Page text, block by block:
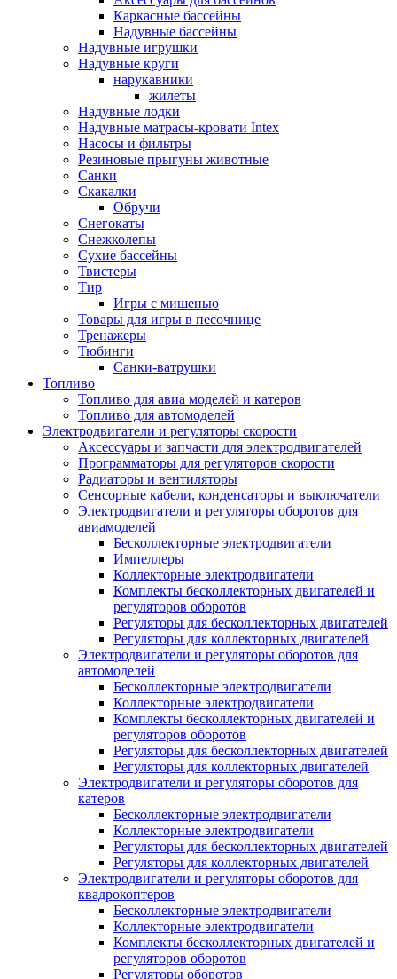
Каркасные бассейны
Надувные бассейны
Надувные игрушки
Надувные круги
нарукавники
жилеты
Надувные лодки
Надувные матрасы-кровати Intex
Насосы и фильтры
Резиновые прыгуны животные
Санки
Скакалки
Обручи
Снегокаты
Снежколепы
Сухие бассейны
Твистеры
Тир
Игры с мишенью
Товары для игры в песочнице
Тренажеры
Тюбинги
Санки-ватрушки
Топливо
Топливо для авиа моделей и катеров
Топливо для автомоделей
Электродвигатели и регуляторы скорости
Аксессуары и запчасти для электродвигателей
Программаторы для регуляторов скорости
Радиаторы и вентиляторы
Сенсорные кабели, конденсаторы и выключатели
Электродвигатели и регуляторы оборотов для
авиамоделей
Бесколлекторные электродвигатели
Импеллеры
Коллекторные электродвигатели
Комплекты бесколлекторных двигателей и
регуляторов оборотов
Регуляторы для бесколлекторных двигателей
Регуляторы для коллекторных двигателей
Электродвигатели и регуляторы оборотов для
автомоделей
Бесколлекторные электродвигатели
Коллекторные электродвигатели
Комплекты бесколлекторных двигателей и
регуляторов оборотов
Регуляторы для бесколлекторных двигателей
Регуляторы для коллекторных двигателей
Электродвигатели и регуляторы оборотов для
катеров
Бесколлекторные электродвигатели
Коллекторные электродвигатели
Регуляторы для бесколлекторных двигателей
Регуляторы для коллекторных двигателей
Электродвигатели и регуляторы оборотов для
квадрокоптеров
Бесколлекторные электродвигатели
Коллекторные электродвигатели
Комплекты бесколлекторных двигателей и
регуляторов оборотов
Регуляторы оборотов